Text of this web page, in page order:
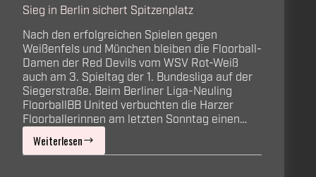
Sieg in Berlin sichert Spitzenplatz
Nach den erfolgreichen Spielen gegen
Weißenfels und München bleiben die Floorball-
Damen der Red Devils vom WSV Rot-Weiß
auch am 3. Spieltag der 1. Bundesliga auf der
Siegerstraße. Beim Berliner Liga-Neuling
FloorballBB United verbuchten die Harzer
Floorballerinnen am letzten Sonntag einen…
Weiterlesen
Sieg